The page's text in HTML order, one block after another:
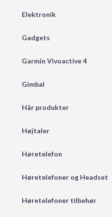
Elektronik
Gadgets
Garmin Vivoactive 4
Gimbal
Hår produkter
Højtaler
Høretelefon
Høretelefoner og Headset
Høretelefoner tilbehør